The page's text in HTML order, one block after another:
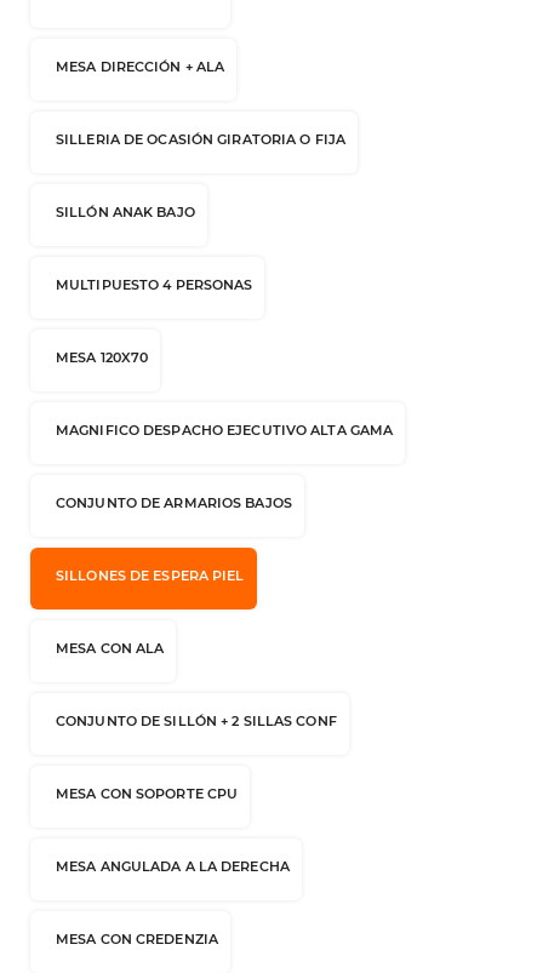
MESA DIRECCIÓN + ALA
SILLERIA DE OCASIÓN GIRATORIA O FIJA
SILLÓN ANAK BAJO
MULTIPUESTO 4 PERSONAS
MESA 120X70
MAGNIFICO DESPACHO EJECUTIVO ALTA GAMA
CONJUNTO DE ARMARIOS BAJOS
SILLONES DE ESPERA PIEL
MESA CON ALA
CONJUNTO DE SILLÓN + 2 SILLAS CONF
MESA CON SOPORTE CPU
MESA ANGULADA A LA DERECHA
MESA CON CREDENZIA